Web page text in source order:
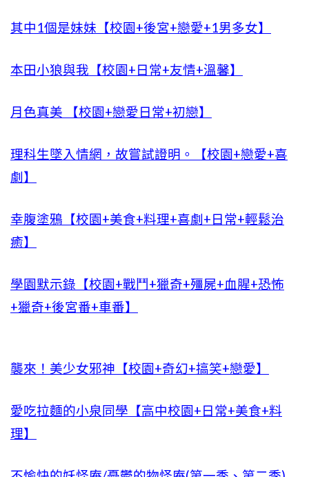
其中1個是妹妹【校園+後宮+戀愛+1男多女】
本田小狼與我【校園+日常+友情+溫馨】
月色真美 【校園+戀愛日常+初戀】
理科生墜入情網，故嘗試證明。【校園+戀愛+喜
劇】
幸腹塗鴉【校園+美食+料理+喜劇+日常+輕鬆治
癒】
學園默示錄【校園+戰鬥+獵奇+殭屍+血腥+恐怖
+獵奇+後宮番+車番】
襲來！美少女邪神【校園+奇幻+搞笑+戀愛】
愛吃拉麵的小泉同學【高中校園+日常+美食+料
理】